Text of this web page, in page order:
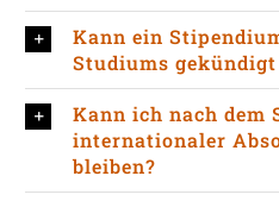
Kann ein
Studiums gekündigt
Kann ich nach dem
internationaler
bleiben?